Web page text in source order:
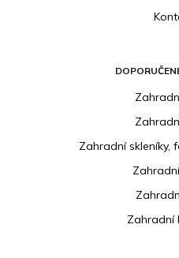
Zahradní skleníky,
Zahradní